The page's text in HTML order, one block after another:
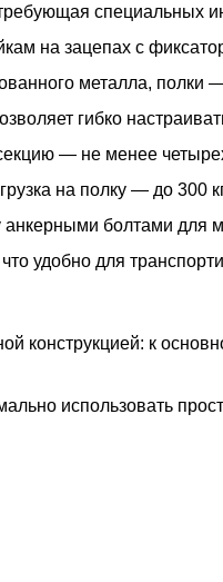
специальных
на зацепах с
металла, полки
гибко
— не менее
на полку — до 300
болтами для
удобно для
конструкцией: к
использовать